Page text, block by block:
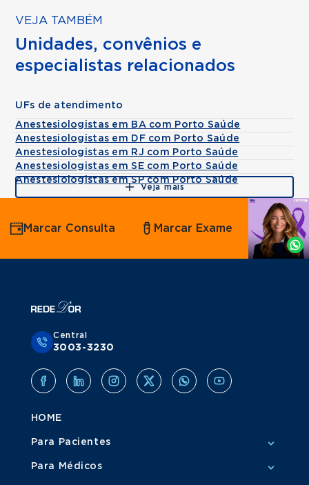
VEJA TAMBÉM
Unidades, convênios e
especialistas relacionados
UFs de atendimento
Anestesiologistas em BA com Porto Saúde
Anestesiologistas em DF com Porto Saúde
Anestesiologistas em RJ com Porto Saúde
Anestesiologistas em SE com Porto Saúde
Anestesiologistas em SP com Porto Saúde
Veja mais
Agende
por
Whatsapp
Marcar Consulta Marcar Exame
Central
3003-3230
HOME
Para Pacientes
Para Médicos